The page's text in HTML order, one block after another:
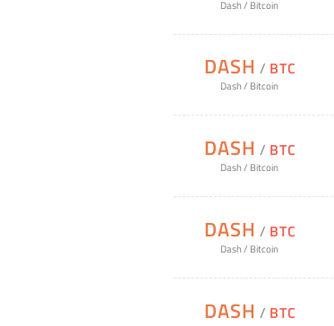
Dash/ Bitcoin
DASH / BTC
Dash/ Bitcoin
DASH / BTC
Dash/ Bitcoin
DASH / BTC
Dash/ Bitcoin
DASH / BTC